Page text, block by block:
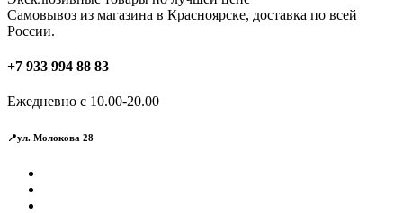
Самовывоз из магазина в Красноярске, доставка по всей
России.
+7 933 994 88 83
Ежедневно с 10.00-20.00
📍ул. Молокова 28